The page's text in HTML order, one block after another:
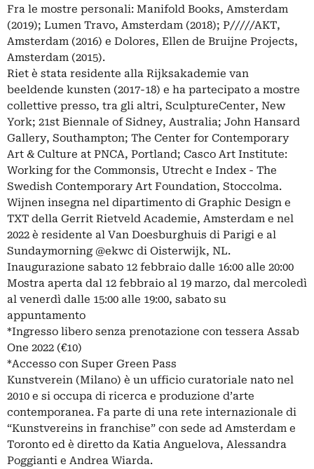
Fra le mostre personali: Manifold Books, Amsterdam
(2019); Lumen Travo, Amsterdam (2018); P/////AKT,
Amsterdam (2016) e Dolores, Ellen de Bruijne Projects,
Amsterdam (2015).
Riet è stata residente alla Rijksakademie van
beeldende kunsten (2017-18) e ha partecipato a mostre
collettive presso, tra gli altri, SculptureCenter, New
York; 21st Biennale of Sidney, Australia; John Hansard
Gallery, Southampton; The Center for Contemporary
Art & Culture at PNCA, Portland; Casco Art Institute:
Working for the Commonsis, Utrecht e Index - The
Swedish Contemporary Art Foundation, Stoccolma.
Wijnen insegna nel dipartimento di Graphic Design e
TXT della Gerrit Rietveld Academie, Amsterdam e nel
2022 è residente al Van Doesburghuis di Parigi e al
Sundaymorning @ekwc di Oisterwijk, NL.
Inaugurazione sabato 12 febbraio dalle 16:00 alle 20:00
Mostra aperta dal 12 febbraio al 19 marzo, dal mercoledì
al venerdì dalle 15:00 alle 19:00, sabato su
appuntamento
*Ingresso libero senza prenotazione con tessera Assab
One 2022 (€10)
*Accesso con Super Green Pass
Kunstverein (Milano) è un ufficio curatoriale nato nel
2010 e si occupa di ricerca e produzione d’arte
contemporanea. Fa parte di una rete internazionale di
“Kunstvereins in franchise” con sede ad Amsterdam e
Toronto ed è diretto da Katia Anguelova, Alessandra
Poggianti e Andrea Wiarda.